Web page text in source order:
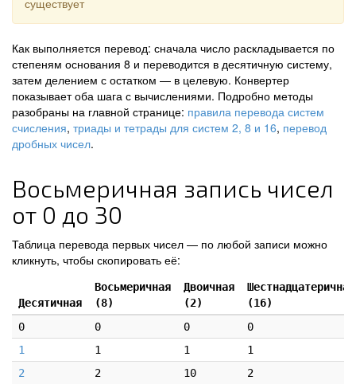
существует
Как выполняется перевод: сначала число раскладывается по
степеням основания 8 и переводится в десятичную систему,
затем делением с остатком — в целевую. Конвертер
показывает оба шага с вычислениями. Подробно методы
разобраны на главной странице: правила перевода систем
счисления, триады и тетрады для систем 2, 8 и 16, перевод
дробных чисел.
Восьмеричная запись чисел
от 0 до 30
Таблица перевода первых чисел — по любой записи можно
кликнуть, чтобы скопировать её:
Десятичная
Восьмеричная
(8)
Двоичная
(2)
Шестнадцатеричная
(16)
0
0 0
0
1
1 1
1
2
2 10
2